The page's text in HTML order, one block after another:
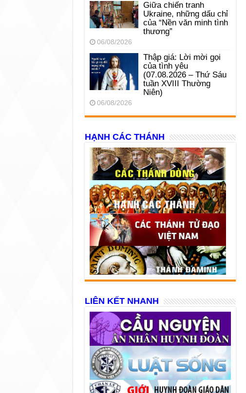
Giữa chiến tranh
Ukraine, những dấu chỉ
của “Nền văn minh tình
thương”
06/08/2026
Thập giá: Lời mời gọi
của tình yêu
(07.08.2026 – Thứ Sáu
tuần XVIII Thường
Niên)
06/08/2026
HẠNH CÁC THÁNH
LIÊN KẾT NHANH